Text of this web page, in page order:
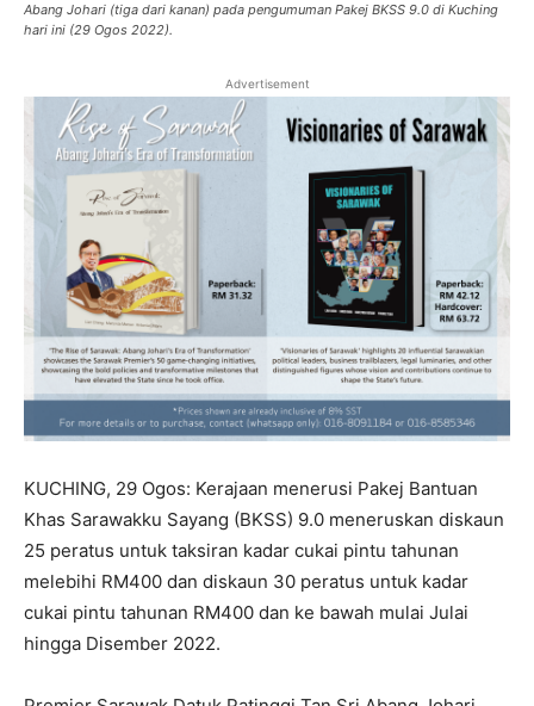
Abang Johari (tiga dari kanan) pada pengumuman Pakej BKSS 9.0 di Kuching
hari ini (29 Ogos 2022).
Advertisement
KUCHING, 29 Ogos: Kerajaan menerusi Pakej Bantuan
Khas Sarawakku Sayang (BKSS) 9.0 meneruskan diskaun
25 peratus untuk taksiran kadar cukai pintu tahunan
melebihi RM400 dan diskaun 30 peratus untuk kadar
cukai pintu tahunan RM400 dan ke bawah mulai Julai
hingga Disember 2022.